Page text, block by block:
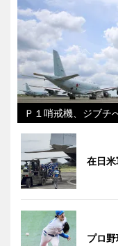
Ｐ１哨戒機、ジブチ
在日
プロ